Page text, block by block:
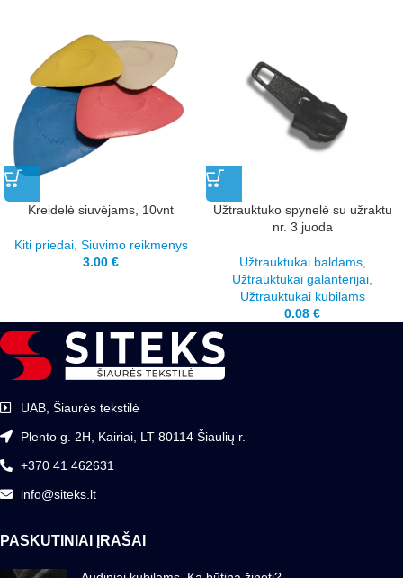
Kreidelė siuvėjams, 10vnt
Kiti priedai, Siuvimo reikmenys
3.00 €
Užtrauktuko spynelė su užraktu
nr. 3 juoda
Užtrauktukai baldams,
Užtrauktukai galanterijai
Užtrauktukai kubilams
0.08 €
UAB, Šiaurės tekstilė
Plento g. 2H, Kairiai, LT-80114 Šiaulių r.
+370 41 462631
info@siteks.lt
PASKUTINIAI ĮRAŠAI